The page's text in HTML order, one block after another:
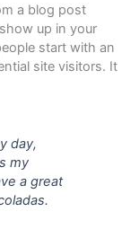
a blog post
up in your
start with an
site visitors. It
day,
my
a great